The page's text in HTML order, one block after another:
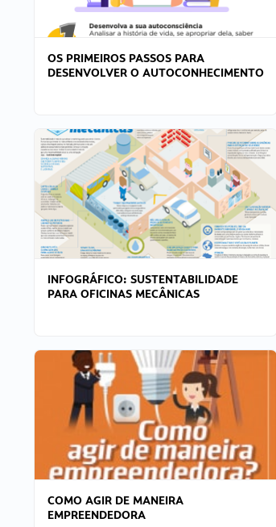
OS PRIMEIROS PASSOS PARA
DESENVOLVER O AUTOCONHECIMENTO
INFOGRÁFICO: SUSTENTABILIDADE
PARA OFICINAS MECÂNICAS
COMO AGIR DE MANEIRA
EMPREENDEDORA